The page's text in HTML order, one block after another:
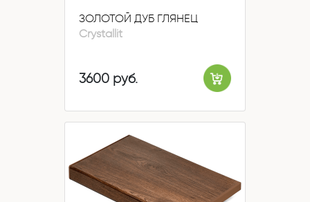
ЗОЛОТОЙ ДУБ ГЛЯНЕЦ
Crystallit
3600 руб.